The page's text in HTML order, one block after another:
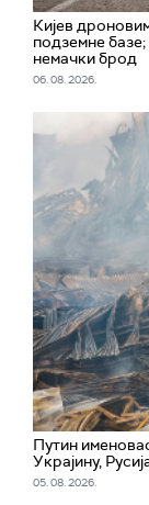
Кијев
подземне
немачки брод
06. 08. 2026.
Путин
Украјину,
05. 08. 2026.